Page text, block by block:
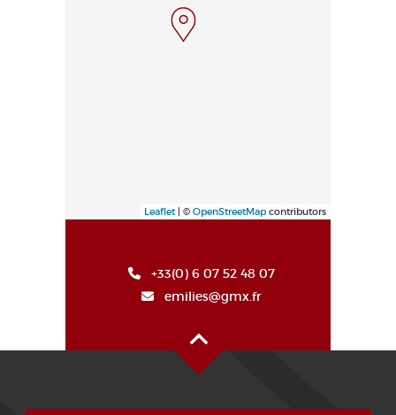
Leaflet| © OpenStreetMap contributors
+33(0) 6 07 52 48 07
emilies@gmx.fr